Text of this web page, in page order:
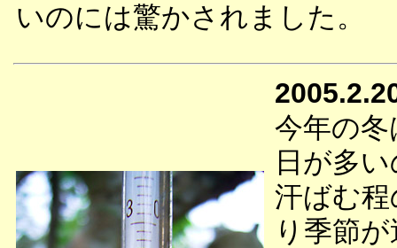
いのには驚かされました。
今年の
日が多
汗ばむ
り季節